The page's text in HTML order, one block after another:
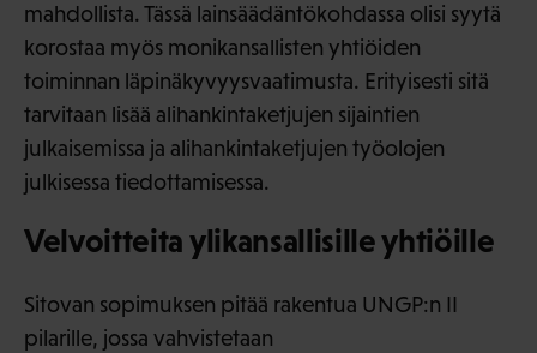
mahdollista. Tässä lainsäädäntökohdassa olisi syytä
korostaa myös monikansallisten yhtiöiden
toiminnan läpinäkyvyysvaatimusta. Erityisesti sitä
tarvitaan lisää alihankintaketjujen sijaintien
julkaisemissa ja alihankintaketjujen työolojen
julkisessa tiedottamisessa.
Velvoitteita ylikansallisille yhtiöille
Sitovan sopimuksen pitää rakentua UNGP:n II
pilarille, jossa vahvistetaan